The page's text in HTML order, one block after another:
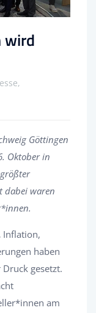
wird
Göttingen
Oktober in
dabei waren
Inflation,
haben
gesetzt.
am